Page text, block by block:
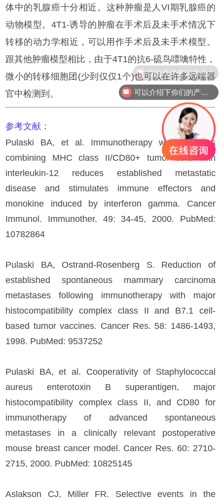
体中的乳腺癌十分相近。这种肿瘤是人VI期乳腺癌的
动物模型。4T1-诱导的肿瘤在手术后及未手术情况下
转移的动力学相近，可以用作手术后及未手术模型。
跟其他肿瘤模型相比，由于4T1的抗6-硫鸟嘌噙特性，
微小的转移细胞团(少到仅仅1个)也可以在许多远端器
官中检测到。
参考文献：
Pulaski BA, et al. Immunotherapy with vaccines
combining MHC class II/CD80+ tumor cells with
interleukin-12 reduces established metastatic
disease and stimulates immune effectors and
monokine induced by interferon gamma. Cancer
Immunol. Immunother. 49: 34-45, 2000. PubMed:
10782864
Pulaski BA, Ostrand-Rosenberg S. Reduction of
established spontaneous mammary carcinoma
metastases following immunotherapy with major
histocompatibility complex class II and B7.1 cell-
based tumor vaccines. Cancer Res. 58: 1486-1493,
1998. PubMed: 9537252
Pulaski BA, et al. Cooperativity of Staphylococcal
aureus enterotoxin B superantigen, major
histocompatibility complex class II, and CD80 for
immunotherapy of advanced spontaneous
metastases in a clinically relevant postoperative
mouse breast cancer model. Cancer Res. 60: 2710-
2715, 2000. PubMed: 10825145
Aslakson CJ, Miller FR. Selective events in the
可以介绍下你们的产品么？
现在有优惠活动么？